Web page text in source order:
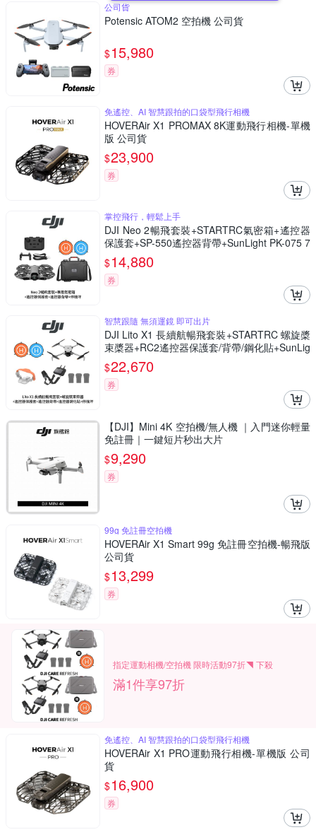
公司貨
Potensic ATOM2 空拍機 公司貨
$15,980
券
免遙控、AI 智慧跟拍的口袋型飛行相機
HOVERAir X1 PROMAX 8K運動飛行相機-單機
版 公司貨
$23,900
券
掌控飛行，輕鬆上手
DJI Neo 2暢飛套裝+STARTRC氣密箱+遙控器
保護套+SP-550遙控器背帶+SunLight PK-075 7
5cm停機坪 (公司貨)
$14,880
券
智慧跟隨 無須運鏡 即可出片
DJI Lito X1 長續航暢飛套裝+STARTRC 螺旋槳
束槳器+RC2遙控器保護套/背帶/鋼化貼+SunLig
ht PK-075 停機坪 (公司貨)
$22,670
券
【DJI】Mini 4K 空拍機/無人機 ｜入門迷你輕量
免註冊｜一鍵短片秒出大片
$9,290
券
99g 免註冊空拍機
HOVERAir X1 Smart 99g 免註冊空拍機-暢飛版
公司貨
$13,299
券
指定運動相機/空拍機 限時活動97折◥ 下殺
滿1件享97折
免遙控、AI 智慧跟拍的口袋型飛行相機
HOVERAir X1 PRO運動飛行相機-單機版 公司
貨
$16,900
券